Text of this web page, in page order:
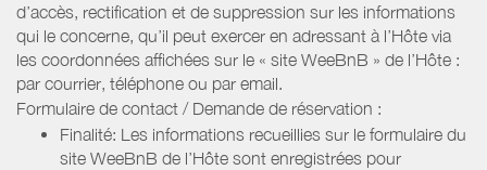
d’accès, rectification et de suppression sur les informations
qui le concerne, qu’il peut exercer en adressant à l’Hôte via
les coordonnées affichées sur le « site WeeBnB » de l’Hôte :
par courrier, téléphone ou par email.
Formulaire de contact / Demande de réservation :
Finalité: Les informations recueillies sur le formulaire du
site WeeBnB de l’Hôte sont enregistrées pour